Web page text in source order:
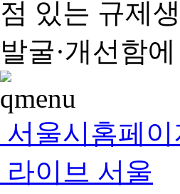
점 있는 규제
발굴·개선함
서울시홈페이
라이브 서울